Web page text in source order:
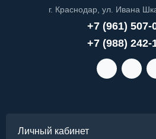
г. Краснодар, ул. Ивана
+7 (961) 507-
+7 (988) 242-
Личный кабинет